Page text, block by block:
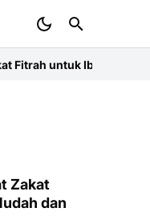
Ibu: Panduan Lengkap
Zakat
dan